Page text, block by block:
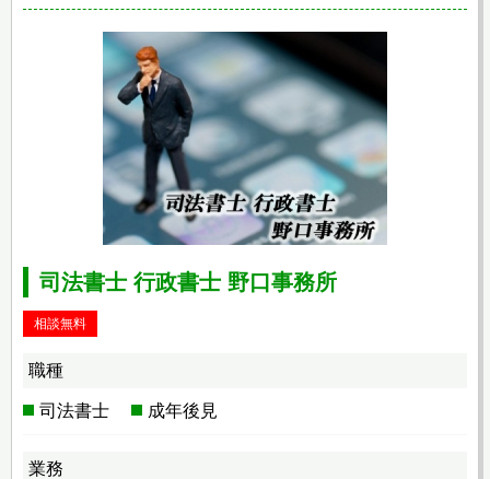
司法書士 行政書士 野口事務所
相談無料
職種
司法書士 成年後見
業務